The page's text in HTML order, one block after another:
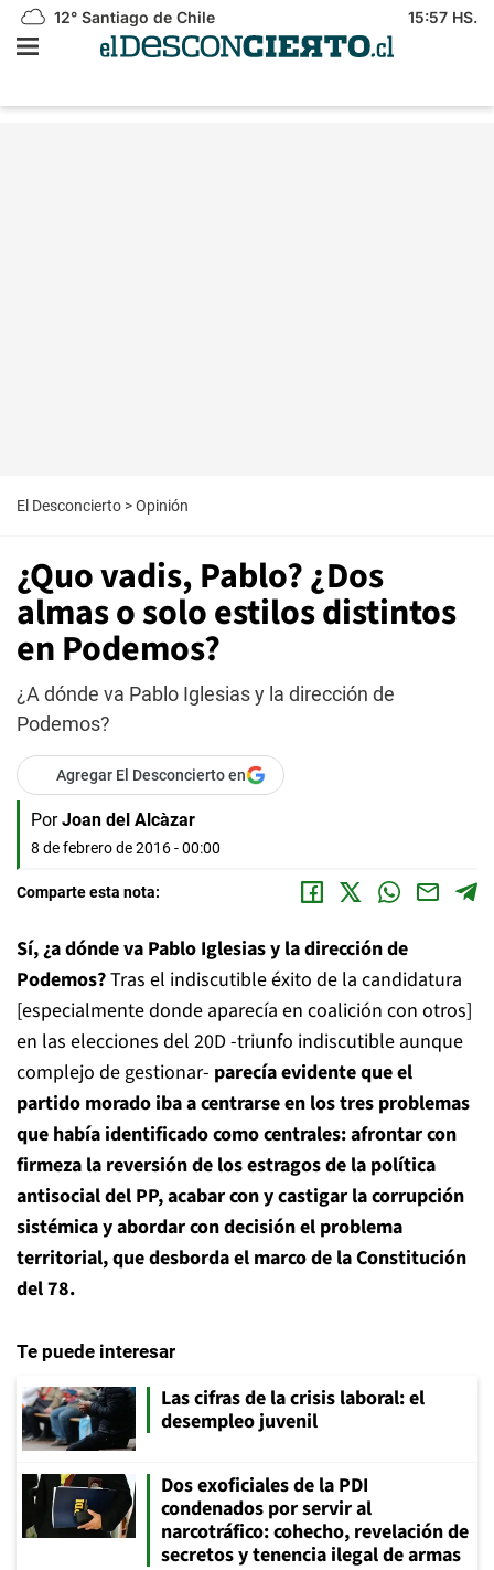
12° Santiago de Chile 15:57 HS.
El Desconcierto >Opinión
¿Quo vadis, Pablo? ¿Dos
almas o solo estilos distintos
en Podemos?
¿A dónde va Pablo Iglesias y la dirección de
Podemos?
Agregar El Desconcierto en
Por Joan del Alcàzar
8 de febrero de 2016 - 00:00
Comparte esta nota:
Sí, ¿a dónde va Pablo Iglesias y la dirección de
Podemos?Tras el indiscutible éxito de la candidatura
[especialmente donde aparecía en coalición con otros]
en las elecciones del 20D -triunfo indiscutible aunque
complejo de gestionar- parecía evidente que el
partido morado iba a centrarse en los tres problemas
que había identificado como centrales: afrontar con
firmeza la reversión de los estragos de la política
antisocial del PP, acabar con y castigar la corrupción
sistémica y abordar con decisión el problema
territorial, que desborda el marco de la Constitución
del 78.
Te puede interesar
Las cifras de la crisis laboral: el
desempleo juvenil
Dos exoficiales de la PDI
condenados por servir al
narcotráfico: cohecho, revelación de
secretos y tenencia ilegal de armas